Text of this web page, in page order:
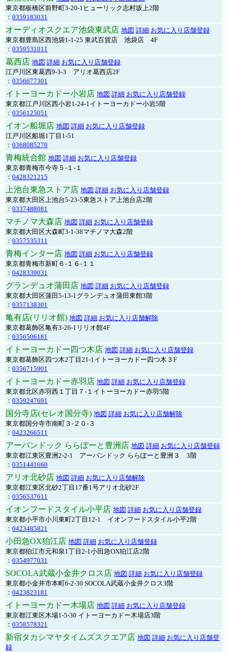
東京都板橋区前野町3-20-1ヒューリック志村坂上2階
： 0359183031
オーディオスクエア池袋東武店 地図 詳細 お気に入り店舗登録
東京都豊島区西池袋1-1-25 東武百貨店 池袋店 4F
： 0359531011
葛西店 地図 詳細 お気に入り店舗登録
江戸川区東葛西9-3-3 アリオ葛西店2F
： 0356677301
イトーヨーカドー小岩店 地図 詳細 お気に入り店舗登録
東京都江戸川区西小岩1-24-1イトーヨーカドー小岩5階
： 0356125051
イオン船堀店 地図 詳細 お気に入り店舗登録
江戸川区船堀1丁目1-51
： 0368085270
青梅統合館 地図 詳細 お気に入り店舗登録
東京都青梅市今寺５-１-１
： 0428321215
上池台東急ストア店 地図 詳細 お気に入り店舗登録
東京都大田区上池台5-23-5東急ストア上池台店2階
： 0337488081
マチノマ大森店 地図 詳細 お気に入り店舗登録
東京都大田区大森町3-1-38マチノマ大森2階
： 0357535311
青梅インター店 地図 詳細 お気に入り店舗登録
東京都青梅市新町６-１６-１１
： 0428339031
グランデュオ蒲田店 地図 詳細 お気に入り店舗登録
東京都大田区蒲田5-13-1グランデュオ蒲田東館3階
： 0357138301
亀有店(リリオ館) 地図 詳細 お気に入り店舗解除
東京都葛飾区亀有3-26-1リリオ館4F
： 0356506181
イトーヨーカドー四つ木店 地図 詳細 お気に入り店舗登録
東京都葛飾区四つ木2丁目21-1イトーヨーカドー四つ木３F
： 0356715901
イトーヨーカドー赤羽店 地図 詳細 お気に入り店舗登録
東京都北区赤羽西１丁目７-１イトーヨーカドー赤羽5階
： 0359247691
国分寺店(セレオ国分寺) 地図 詳細 お気に入り店舗解除
東京都国分寺市南町３-２０-３
： 0423266511
アーバンドック ららぽーと豊洲店 地図 詳細 お気に入り店舗登録
東京都江東区豊洲2-2-1 アーバンドック ららぽーと豊洲３ 3階
： 0351441660
アリオ北砂店 地図 詳細 お気に入り店舗解除
東京都江東区北砂2丁目17番1号アリオ北砂2F
： 0356537611
イオンフードスタイル小平店 地図 詳細 お気に入り店舗登録
東京都小平市小川東町2丁目12-1 イオンフードスタイル小平2階
： 0423485821
小田急OX狛江店 地図 詳細 お気に入り店舗登録
東京都狛江市元和泉1丁目2-1小田急OX狛江店2階
： 0354977031
SOCOLA武蔵小金井クロス店 地図 詳細 お気に入り店舗登録
東京都小金井市本町6-2-30 SOCOLA武蔵小金井クロス3階
： 0423823181
イトーヨーカドー木場店 地図 詳細 お気に入り店舗登録
東京都江東区木場1-5-30 イトーヨーカドー木場店3階
： 0358578321
新宿タカシマヤタイムズスクエア店 地図 詳細 お気に入り店舗登
録